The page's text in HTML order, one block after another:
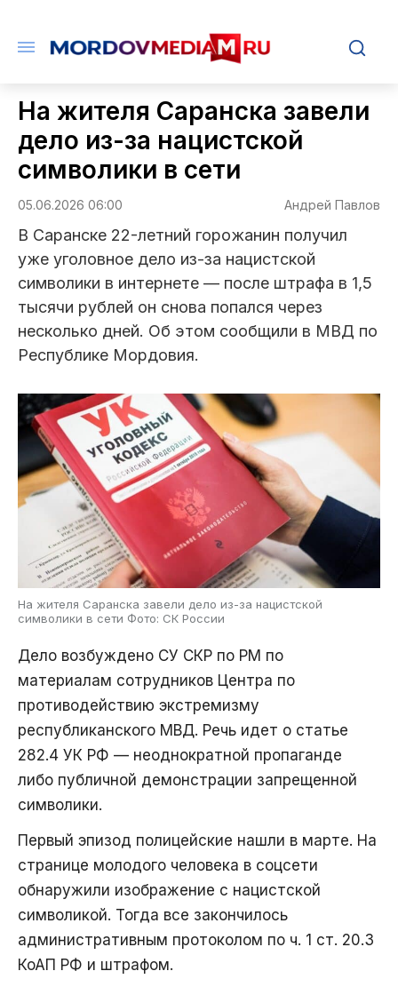
На жителя Саранска завели
дело из-за нацистской
символики в сети
05.06.2026 06:00 Андрей Павлов
В Саранске 22-летний горожанин получил
уже уголовное дело из-за нацистской
символики в интернете — после штрафа в 1,5
тысячи рублей он снова попался через
несколько дней. Об этом сообщили в МВД по
Республике Мордовия.
На жителя Саранска завели дело из-за нацистской
символики в сети Фото: СК России
Дело возбуждено СУ СКР по РМ по
материалам сотрудников Центра по
противодействию экстремизму
республиканского МВД. Речь идет о статье
282.4 УК РФ — неоднократной пропаганде
либо публичной демонстрации запрещенной
символики.
Первый эпизод полицейские нашли в марте. На
странице молодого человека в соцсети
обнаружили изображение с нацистской
символикой. Тогда все закончилось
административным протоколом по ч. 1 ст. 20.3
КоАП РФ и штрафом.